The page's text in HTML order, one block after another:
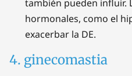
también pueden influir.
hormonales, como el
exacerbar la DE.
4. ginecomastia